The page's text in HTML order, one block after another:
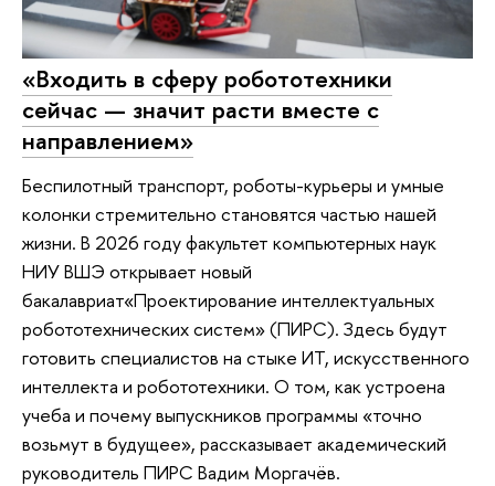
«Входить в сферу робототехники
сейчас — значит расти вместе с
направлением»
Беспилотный транспорт, роботы-курьеры и умные
колонки стремительно становятся частью нашей
жизни. В 2026 году факультет компьютерных наук
НИУ ВШЭ открывает новый
бакалавриат«Проектирование интеллектуальных
робототехнических систем» (ПИРС). Здесь будут
готовить специалистов на стыке ИТ, искусственного
интеллекта и робототехники. О том, как устроена
учеба и почему выпускников программы «точно
возьмут в будущее», рассказывает академический
руководитель ПИРС Вадим Моргачёв.